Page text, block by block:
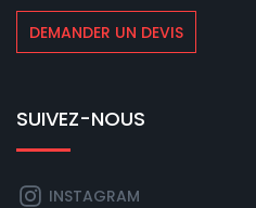
DEMANDER UN DEVIS
SUIVEZ-NOUS
INSTAGRAM